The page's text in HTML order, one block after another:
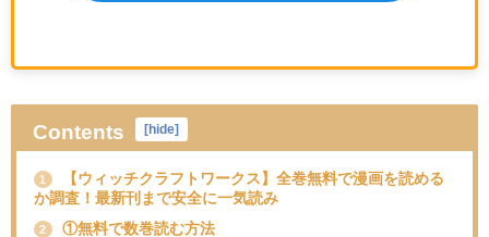
Contents [hide]
1
【ウィッチクラフトワークス】全巻無料で漫画を読める
か調査！最新刊まで安全に一気読み
2 ①無料で数巻読む方法